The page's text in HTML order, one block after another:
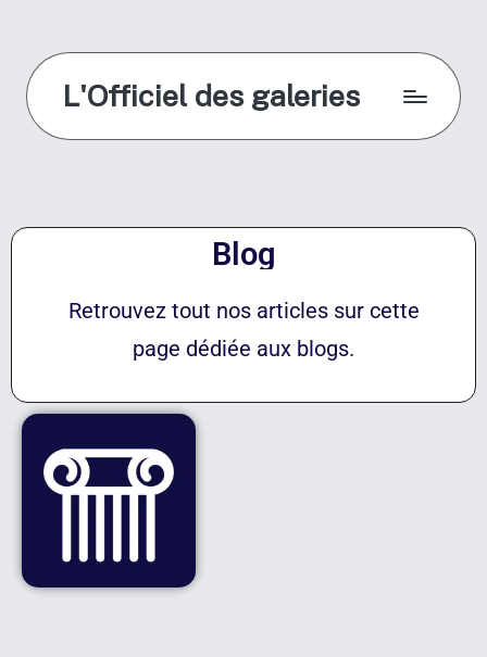
L'Officiel des galeries
Blog
Retrouvez tout nos articles sur cette
page dédiée aux blogs.